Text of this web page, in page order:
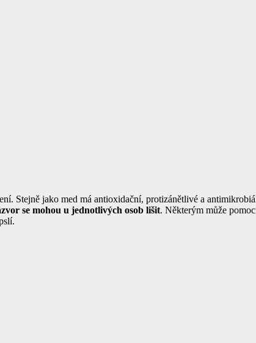
Stejně jako med má antioxidační, protizánětlivé a
se mohou u jednotlivých osob lišit. Některým může